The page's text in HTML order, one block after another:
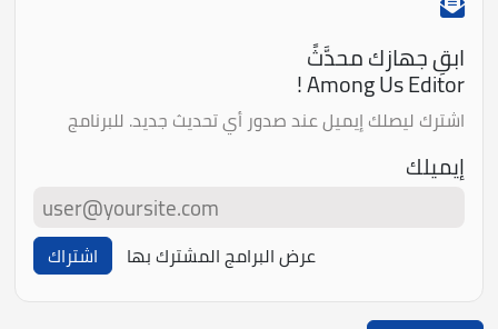
ابقِ جهازك محدَّثً
Among Us Editor !
اشترك ليصلك إيميل عند صدور أي تحديث جديد. للبرنامج
إيميلك
عرض البرامج المشترك بها اشتراك